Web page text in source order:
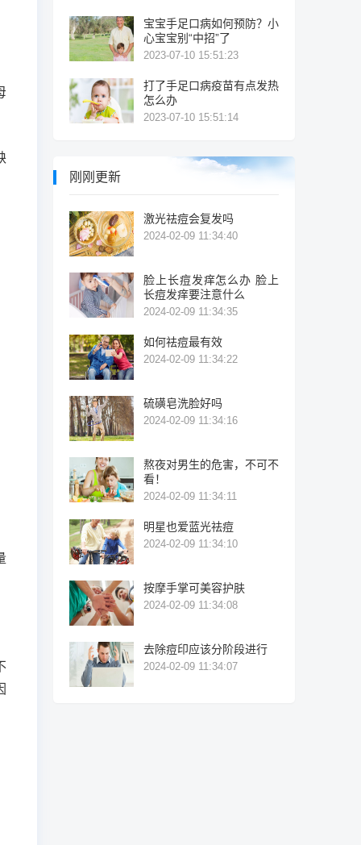
宝宝手足口病如何预防？小
心宝宝别“中招”了
2023-07-10 15:51:23
打了手足口病疫苗有点发热
怎么办
2023-07-10 15:51:14
刚刚更新
激光祛痘会复发吗
2024-02-09 11:34:40
脸上长痘发痒怎么办 脸上
长痘发痒要注意什么
2024-02-09 11:34:35
如何祛痘最有效
2024-02-09 11:34:22
硫磺皂洗脸好吗
2024-02-09 11:34:16
熬夜对男生的危害，不可不
看！
2024-02-09 11:34:11
明星也爱蓝光祛痘
2024-02-09 11:34:10
按摩手掌可美容护肤
2024-02-09 11:34:08
去除痘印应该分阶段进行
2024-02-09 11:34:07